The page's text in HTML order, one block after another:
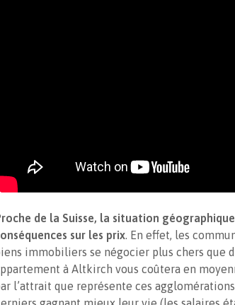
de la Suisse, la situation
sur les prix. En effet, les
immobiliers se négocier plus chers que
à Altkirch vous coûtera en
l’attrait que représente ces